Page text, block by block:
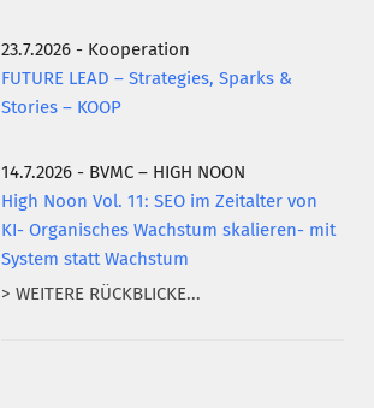
23.7.2026 - Kooperation
FUTURE LEAD – Strategies, Sparks &
Stories – KOOP
14.7.2026 - BVMC – HIGH NOON
High Noon Vol. 11: SEO im Zeitalter von
KI- Organisches Wachstum skalieren- mit
System statt Wachstum
> WEITERE RÜCKBLICKE...